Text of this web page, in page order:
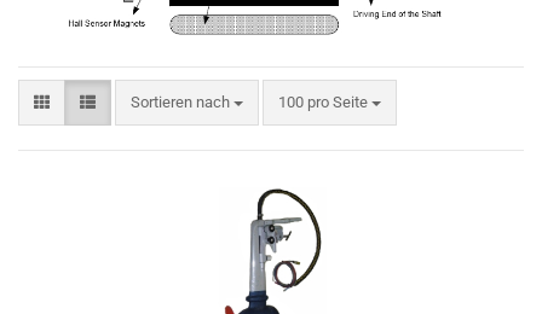
Sortieren nach 100 pro Seite